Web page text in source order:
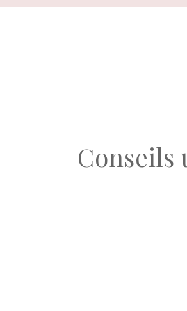
Aller
Conseils